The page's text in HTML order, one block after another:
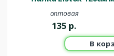
оптовая
135 р.
В